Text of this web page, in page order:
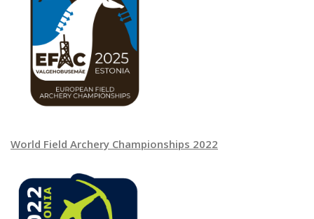
World Field Archery Championships 2022